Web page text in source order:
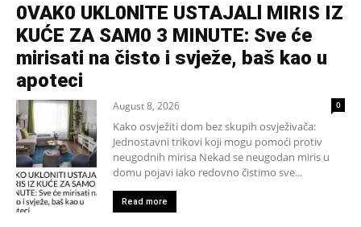
0VAK0 UKL0NlTE USTAJALl MIRIS IZ
KUĆE ZA SAM0 3 MINUTE: Sve će
mirisati na čisto i svježe, baš kao u
apoteci
August 8, 2026 0
Kako osvježiti dom bez skupih osvježivača:
Jednostavni trikovi koji mogu pomoći protiv
neugodnih mirisa Nekad se neugodan miris u
domu pojavi iako redovno čistimo sve...
Read more